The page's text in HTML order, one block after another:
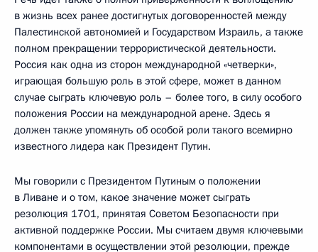
в жизнь всех ранее достигнутых договоренностей между
Палестинской автономией и Государством Израиль, а также
полном прекращении террористической деятельности.
Россия как одна из сторон международной «четверки»,
играющая большую роль в этой сфере, может в данном
случае сыграть ключевую роль – более того, в силу особого
положения России на международной арене. Здесь я
должен также упомянуть об особой роли такого всемирно
известного лидера как Президент Путин.
Мы говорили с Президентом Путиным о положении
в Ливане и о том, какое значение может сыграть
резолюция 1701, принятая Советом Безопасности при
активной поддержке России. Мы считаем двумя ключевыми
компонентами в осуществлении этой резолюции, прежде